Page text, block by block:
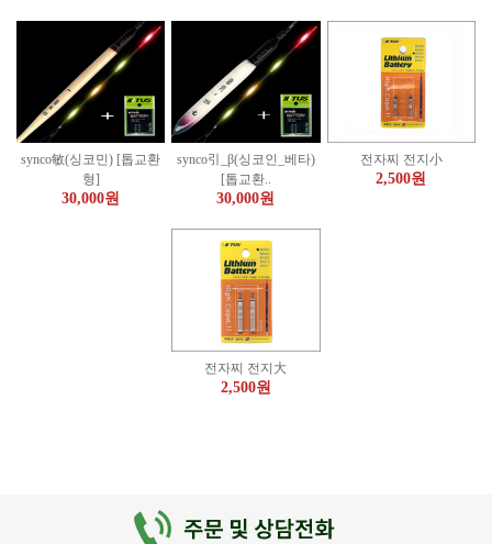
synco敏(싱코민) [톱교환
형]
30,000원
synco引_β(싱코인_베타)
[톱교환..
30,000원
전자찌 전지小
2,500원
전자찌 전지大
2,500원